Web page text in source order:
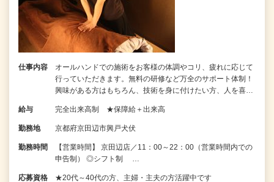
仕事内容
オールハンドでの施術をお客様の体調やコリ、疲れに応じて
行っていただきます。無料の研修など万全のサポート体制！
興味がある方はもちろん、技術を身に付けたい方、人を喜…
給与 完全出来高制 ★保障給＋出来高
勤務地 京都府京田辺市興戸犬伏
勤務時間
【営業時間】 京田辺店／11：00～22：00（営業時間内での
申告制） ◎シフト制 …
応募資格 ★20代～40代の方、主婦・主夫の方活躍中です